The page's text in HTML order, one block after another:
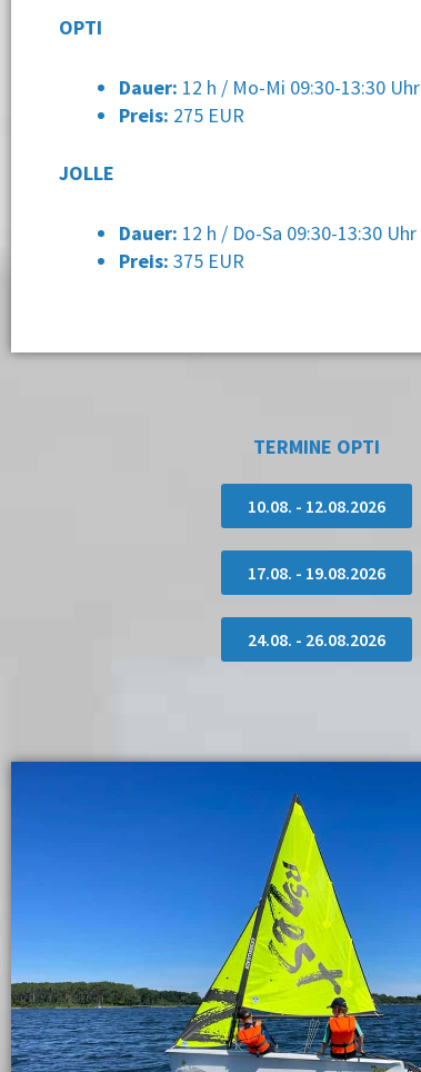
OPTI
Dauer: 12 h / Mo-Mi 09:30-13:30 Uhr
Preis: 275 EUR
JOLLE
Dauer: 12 h / Do-Sa 09:30-13:30 Uhr
Preis: 375 EUR
TERMINE OPTI
10.08. - 12.08.2026
17.08. - 19.08.2026
24.08. - 26.08.2026